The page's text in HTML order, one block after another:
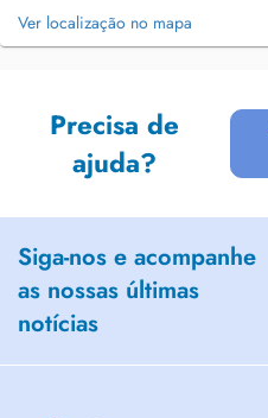
Ver localização no mapa
Precisa de
ajuda?
Siga-nos e acompanhe
as nossas últimas
notícias